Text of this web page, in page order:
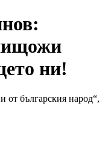
ни!
от българския народ“,